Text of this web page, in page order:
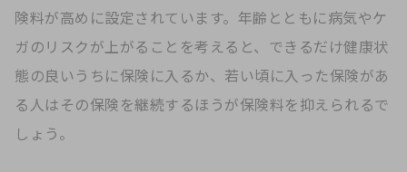
険料が高めに設定されています。年齢とともに病気やケ
ガのリスクが上がることを考えると、できるだけ健康状
態の良いうちに保険に入るか、若い頃に入った保険があ
る人はその保険を継続するほうが保険料を抑えられるで
しょう。